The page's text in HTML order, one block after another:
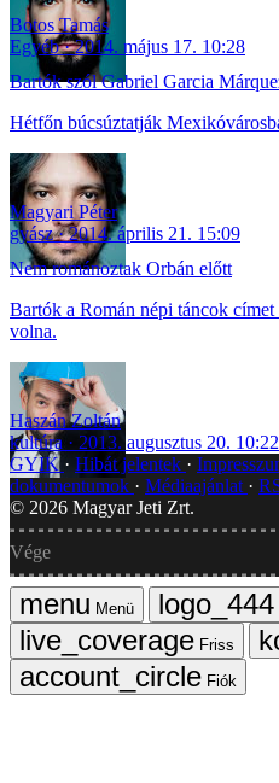
Botos Tamás
Egyéb
2014. május 17. 10:28
Bartók szól Gabriel Garcia
Hétfőn búcsúztatják
Magyari Péter
gyász
2014. április 21. 15:09
Nem románoztak Orbán előtt
Bartók a Román népi táncok
volna.
Haszán Zoltán
kultúra
2013. augusztus 20. 10:22
GYIK
Hibát jelentek
dokumentumok
Médiaajánlat
© 2026 Magyar Jeti Zrt.
Vége
Menü
Friss
Fiók